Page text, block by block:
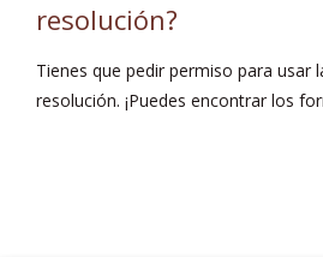
resolución?
Tienes que pedir permiso para
resolución. ¡Puedes encontrar los